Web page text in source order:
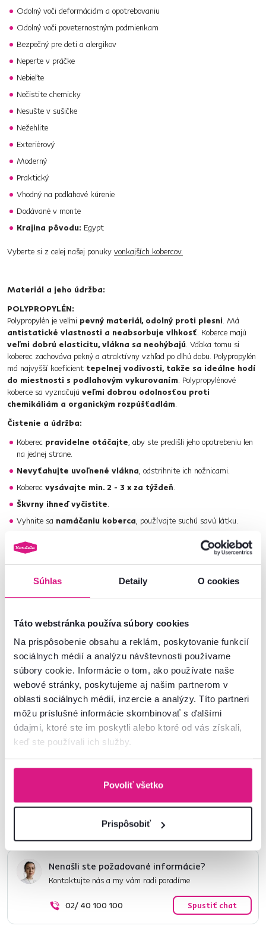
Súhlas Detaily O cookies
Táto webstránka používa súbory cookies
Na prispôsobenie obsahu a reklám, poskytovanie funkcií
sociálnych médií a analýzu návštevnosti používame
súbory cookie. Informácie o tom, ako používate naše
webové stránky, poskytujeme aj našim partnerom v
oblasti sociálnych médií, inzercie a analýzy. Títo partneri
môžu príslušné informácie skombinovať s ďalšími
údajmi, ktoré ste im poskytli alebo ktoré od vás získali,
keď ste používali ich služby.
Povoliť všetko
Prispôsobiť
Odolný voči deformáciám a opotrebovaniu
Odolný voči poveternostným podmienkam
Bezpečný pre deti a alergikov
Neperte v práčke
Nebieľte
Nečistite chemicky
Nesušte v sušičke
Nežehlite
Exteriérový
Moderný
Praktický
Vhodný na podlahové kúrenie
Dodávané v monte
Krajina pôvodu: Egypt
Vyberte si z celej našej ponuky vonkajších kobercov.
Materiál a jeho údržba:
POLYPROPYLÉN:
Polypropylén je veľmi pevný materiál, odolný proti plesni. Má
antistatické vlastnosti a neabsorbuje vlhkosť. Koberce majú
veľmi dobrú elasticitu, vlákna sa neohýbajú. Vďaka tomu si
koberec zachováva pekný a atraktívny vzhľad po dlhú dobu. Polypropylén
má najvyšší koeficient tepelnej vodivosti, takže sa ideálne hodí
do miestnosti s podlahovým vykurovaním. Polypropylénové
koberce sa vyznačujú veľmi dobrou odolnosťou proti
chemikáliám a organickým rozpúšťadlám.
Čistenie a údržba:
Koberec pravidelne otáčajte, aby ste predišli jeho opotrebeniu len
na jednej strane.
Nevyťahujte uvoľnené vlákna, odstrihnite ich nožnicami.
Koberec vysávajte min. 2 - 3 x za týždeň.
Škvrny ihneď vyčistite.
Vyhnite sa namáčaniu koberca, používajte suchú savú látku.
. Aplikujte na koberec a
podľa návodu nechajte istý čas pôsobiť. Potom koberec dôkladne
Nepoužívajte chemikálie , ktoré by mohli koberec poškodiť.
čistenie.
Číslo produktu : 0000414437
Základné parametre
Rozmery a špecifikácie
Nenašli ste požadované informácie?
Kontaktujte nás a my vám radi poradíme
02/ 40 100 100 Spustiť chat